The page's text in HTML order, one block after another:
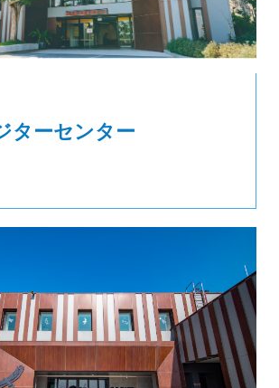
ターセンター